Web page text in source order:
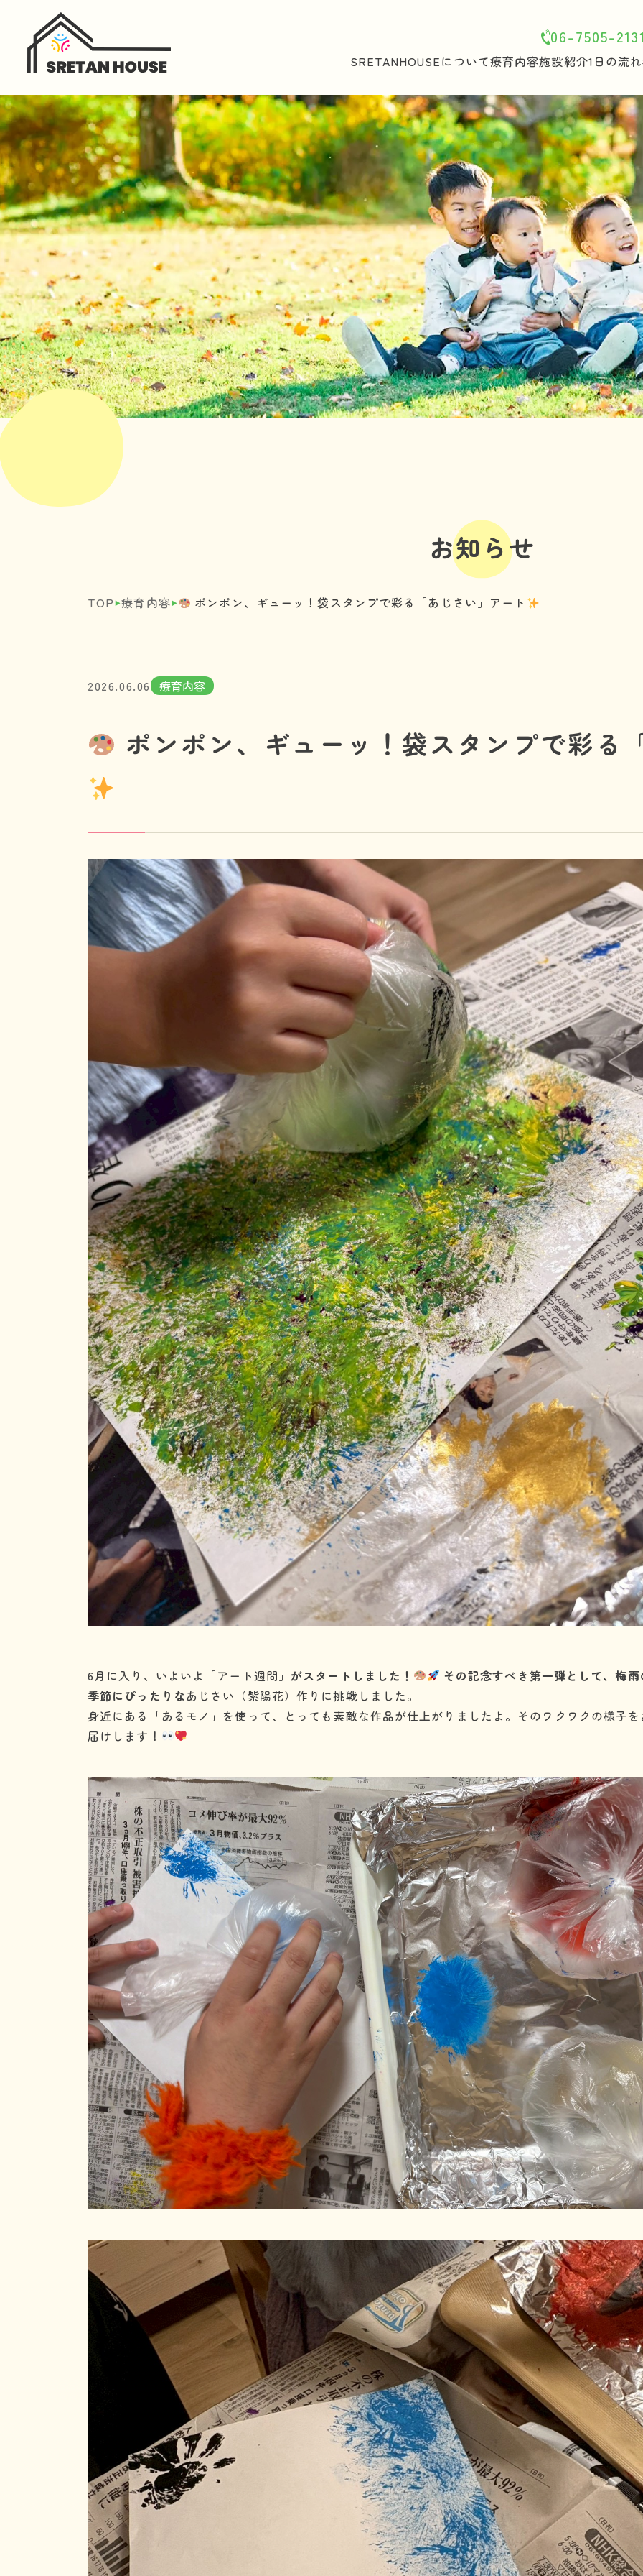
06-7505-
SRETANHOUSEについて療育内容施設紹介1日の流れ
ホーム
SRETANHOUSEについて
療育内容
施設紹介
1日の流れ
年間行事
利用の流れ
よくある質問
年齢と定員
06-7505-2131
お知らせ
TOP‣療育内容‣ ポンポン、ギューッ！袋スタンプで彩る「あじさい」アート
2026.06.06 療育内容
ポンポン、ギューッ！袋スタンプで彩る
6月に入り、いよいよ「アート週間」 がスタートしました！
その記念すべき第一弾として、梅
季節にぴったりなあじさい（紫陽花）作りに挑戦しました。
身近にある「あるモノ」を使って、とっても素敵な作品が仕上がりましたよ。そのワクワクの様子
届けします！